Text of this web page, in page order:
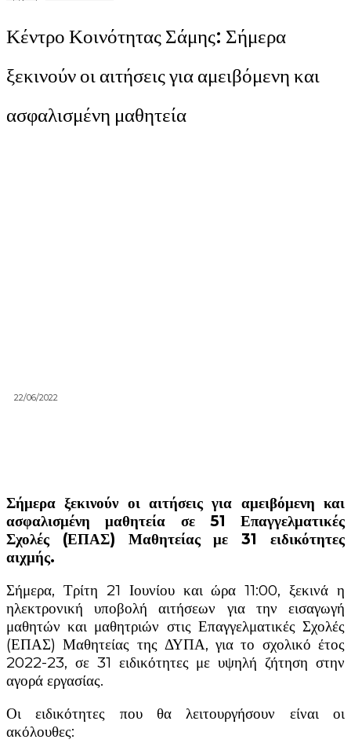
Κέντρο Κοινότητας Σάμης: Σήμερα
ξεκινούν οι αιτήσεις για αμειβόμενη και
ασφαλισμένη μαθητεία
22/06/2022
Σήμερα ξεκινούν οι αιτήσεις για αμειβόμενη και
ασφαλισμένη μαθητεία σε 51 Επαγγελματικές
Σχολές (ΕΠΑΣ) Μαθητείας με 31 ειδικότητες
αιχμής.
Σήμερα, Τρίτη 21 Ιουνίου και ώρα 11:00, ξεκινά η
ηλεκτρονική υποβολή αιτήσεων για την εισαγωγή
μαθητών και μαθητριών στις Επαγγελματικές Σχολές
(ΕΠΑΣ) Μαθητείας της ΔΥΠΑ, για το σχολικό έτος
2022-23, σε 31 ειδικότητες με υψηλή ζήτηση στην
αγορά εργασίας.
Οι ειδικότητες που θα λειτουργήσουν είναι οι
ακόλουθες: